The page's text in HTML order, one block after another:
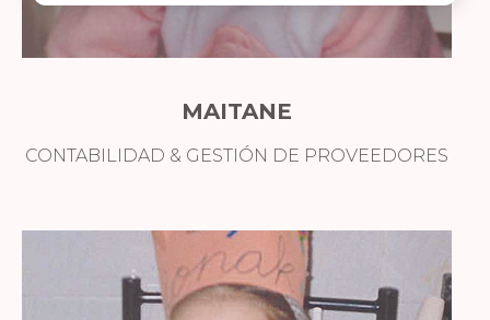
MAITANE
CONTABILIDAD & GESTIÓN DE PROVEEDORES